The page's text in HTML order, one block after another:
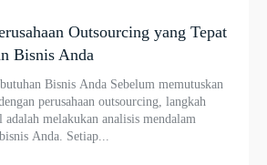
Outsourcing yang Tepat
Bisnis Anda
Bisnis Anda Sebelum memutuskan
perusahaan outsourcing, langkah
adalah melakukan analisis mendalam
Anda. Setiap...